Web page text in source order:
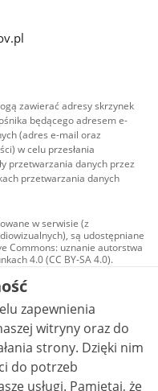
zawierać adresy skrzynek
będącego adresem e-
(adres e-mail oraz
w celu przesłania
przetwarzania danych przez
przetwarzania danych
w serwisie (z
są udostępniane
Commons: uznanie autorstwa
4.0 (CC BY-SA 4.0).
w tym zdjęcia, materiały
na licencji typu
autorstwa użycie
zależnych 4.0 (CC BY-
to stwierdzone inaczej.
zapewnienia
witryny oraz do
Dzięki nim
do potrzeb
Pamiętaj, że